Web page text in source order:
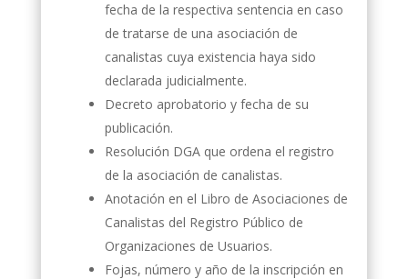
fecha de la respectiva sentencia en caso
de tratarse de una asociación de
canalistas cuya existencia haya sido
declarada judicialmente.
Decreto aprobatorio y fecha de su
publicación.
Resolución DGA que ordena el registro
de la asociación de canalistas.
Anotación en el Libro de Asociaciones de
Canalistas del Registro Público de
Organizaciones de Usuarios.
Fojas, número y año de la inscripción en